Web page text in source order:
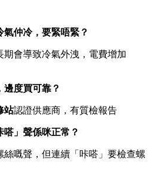
仲冷，要緊唔緊？
期會導致冷氣外洩，電費增加
邊度買可靠？
站認證供應商，有質檢報告
嗒」聲係咪正常？
絲嘅聲，但連續「咔嗒」要檢查螺